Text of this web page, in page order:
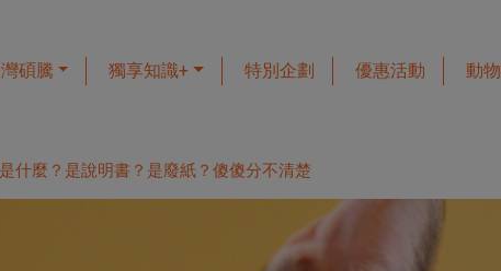
碩騰 獨享知識+ 特別企劃 優惠活動 動
是什麼？是說明書？是廢紙？傻傻分不清楚